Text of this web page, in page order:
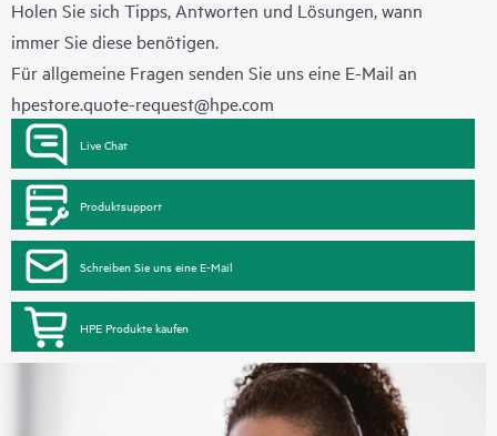
Holen Sie sich Tipps, Antworten und Lösungen, wann
immer Sie diese benötigen.
Für allgemeine Fragen senden Sie uns eine E-Mail an
hpestore.quote-request@hpe.com
Live Chat
Produktsupport
Schreiben Sie uns eine E-Mail
HPE Produkte kaufen